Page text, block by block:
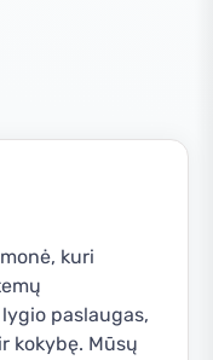
kuri
paslaugas,
kokybę. Mūsų